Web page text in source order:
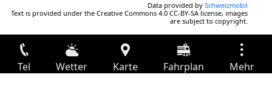
Data provided by Schweizmobil
Text is provided under the Creative Commons 4.0 CC-BY-SA license, images
are subject to copyright.
Tel Wetter Karte Fahrplan Mehr